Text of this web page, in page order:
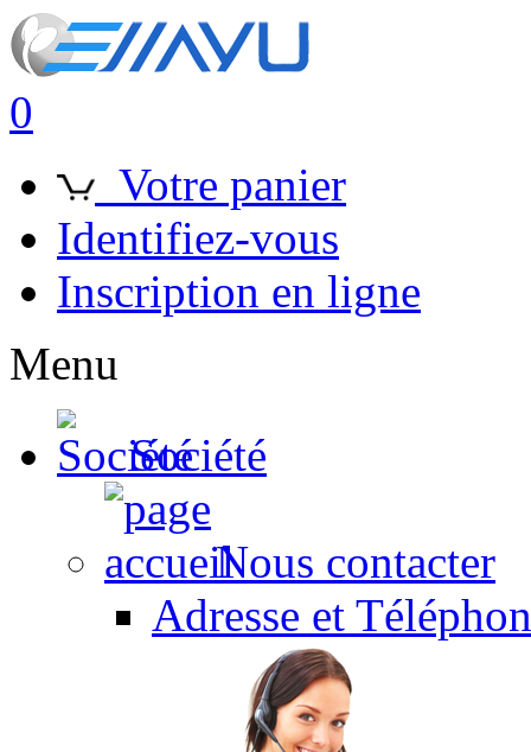
0
Votre panier
Identifiez-vous
Inscription en ligne
Menu
Société
Nous contacter
Adresse et